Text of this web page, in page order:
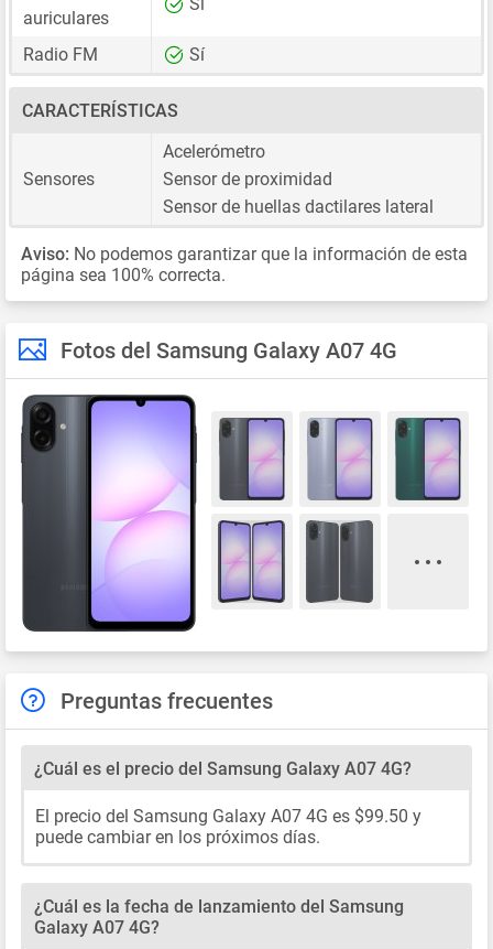
auriculares
Sí
Radio FM Sí
CARACTERÍSTICAS
Sensores
Acelerómetro
Sensor de proximidad
Sensor de huellas dactilares lateral
Aviso: No podemos garantizar que la información de esta
página sea 100% correcta.
Fotos del Samsung Galaxy A07 4G
Preguntas frecuentes
¿Cuál es el precio del Samsung Galaxy A07 4G?
El precio del Samsung Galaxy A07 4G es $99.50 y
puede cambiar en los próximos días.
¿Cuál es la fecha de lanzamiento del Samsung
Galaxy A07 4G?